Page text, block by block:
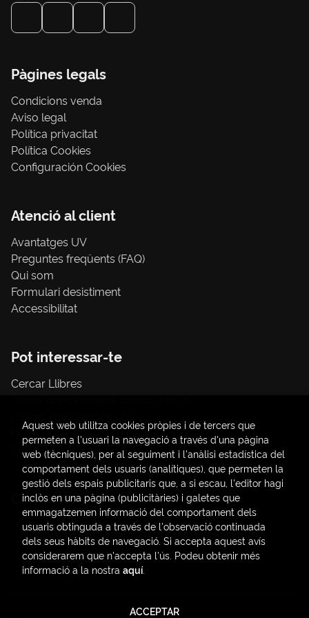
Pàgines legals
Condicions venda
Aviso legal
Política privacitat
Política Cookies
Configuración Cookies
Atenció al client
Avantatges UV
Preguntes freqüents (FAQ)
Qui som
Formulari desistiment
Accessibilitat
Pot interessar-te
Cercar Llibres
Papereria / material d'oficina
Consum Sostenible
Contacte
C/ Amadeo de Saboya, 4
(+34) 963828968
latendauv@fundacio.es
Formulari de contacte
Aquest web utilitza cookies pròpies i de tercers que
permeten a l'usuari la navegació a través d'una pàgina
web (tècniques), per al seguiment i l'anàlisi estadística del
comportament dels usuaris (analítiques), que permeten la
gestió dels espais publicitaris que, a si escau, l'editor hagi
inclòs en una pàgina (publicitàries) i galetes que
emmagatzemen informació del comportament dels
usuaris obtinguda a través de l'observació continuada
dels seus hàbits de navegació. Si accepta aquest avís
considerarem que n'accepta l'ús. Podeu obtenir més
informació a la nostra aquí.
ACCEPTAR